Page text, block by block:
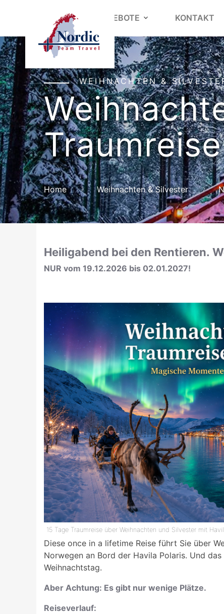
REISEANGEBOTE KONTAKT
WEIHNACHTEN &
Home Weihnachten & Silvester
Heiligabend bei den Rentieren.
NUR vom 19.12.2026 bis 02.01.2027!
15 Tage Traumreise über Weihnachten und Silvester mit
Diese once in a lifetime Reise führt Sie über
Norwegen an Bord der Havila Polaris. Und
Weihnachtstag.
Aber Achtung: Es gibt nur wenige Plätze.
Reiseverlauf: